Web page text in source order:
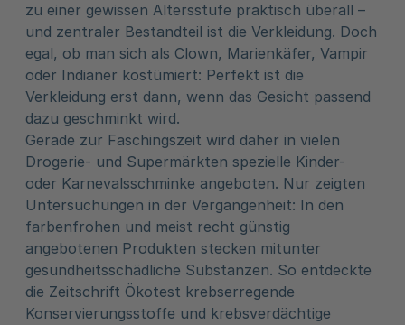
zu einer gewissen Altersstufe praktisch überall –
und zentraler Bestandteil ist die Verkleidung. Doch
egal, ob man sich als Clown, Marienkäfer, Vampir
oder Indianer kostümiert: Perfekt ist die
Verkleidung erst dann, wenn das Gesicht passend
dazu geschminkt wird.
Gerade zur Faschingszeit wird daher in vielen
Drogerie- und Supermärkten spezielle Kinder-
oder Karnevalsschminke angeboten. Nur zeigten
Untersuchungen in der Vergangenheit: In den
farbenfrohen und meist recht günstig
angebotenen Produkten stecken mitunter
gesundheitsschädliche Substanzen. So entdeckte
die Zeitschrift Ökotest krebserregende
Konservierungsstoffe und krebsverdächtige